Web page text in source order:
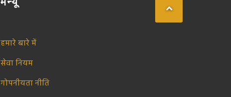
हमारे बारे में
सेवा नियम
गोपनीयता नीति